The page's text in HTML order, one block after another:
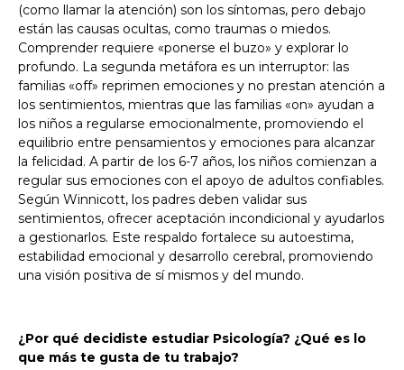
(como llamar la atención) son los síntomas, pero debajo
están las causas ocultas, como traumas o miedos.
Comprender requiere «ponerse el buzo» y explorar lo
profundo. La segunda metáfora es un interruptor: las
familias «off» reprimen emociones y no prestan atención a
los sentimientos, mientras que las familias «on» ayudan a
los niños a regularse emocionalmente, promoviendo el
equilibrio entre pensamientos y emociones para alcanzar
la felicidad. A partir de los 6-7 años, los niños comienzan a
regular sus emociones con el apoyo de adultos confiables.
Según Winnicott, los padres deben validar sus
sentimientos, ofrecer aceptación incondicional y ayudarlos
a gestionarlos. Este respaldo fortalece su autoestima,
estabilidad emocional y desarrollo cerebral, promoviendo
una visión positiva de sí mismos y del mundo.
¿Por qué decidiste estudiar Psicología? ¿Qué es lo
que más te gusta de tu trabajo?